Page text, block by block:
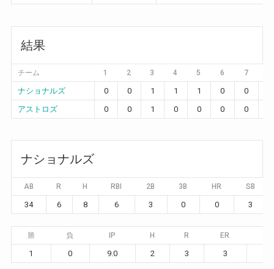
結果
チーム 1 2 3 4 5 6 7
ナショナルズ 0 0 1 1 1 0 0
アストロズ
0 0 1 0 0 0 0
ナショナルズ
AB R H RBI 2B 3B HR SB
34 6 8 6 3 0 0 3
勝 負 IP H R ER
1 0 9.0 2 3 3